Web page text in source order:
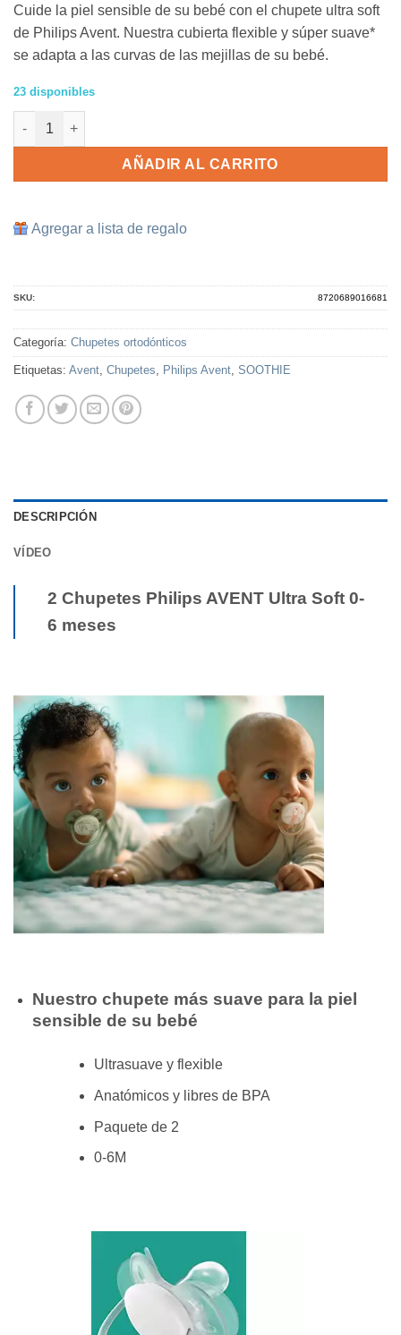
Cuide la piel sensible de su bebé con el chupete ultra soft
de Philips Avent. Nuestra cubierta flexible y súper suave*
se adapta a las curvas de las mejillas de su bebé.
23 disponibles
2 Chupetes Philips AVENT Ultra Soft 0-6 meses niños cantidad
AÑADIR AL CARRITO
Agregar a lista de regalo
SKU: 8720689016681
Categoría: Chupetes ortodónticos
Etiquetas: Avent Chupetes Philips Avent SOOTHIE
DESCRIPCIÓN
VÍDEO
2 Chupetes Philips AVENT Ultra Soft 0-
6 meses
Nuestro chupete más suave para la piel
sensible de su bebé
Ultrasuave y flexible
Anatómicos y libres de BPA
Paquete de 2
0-6M